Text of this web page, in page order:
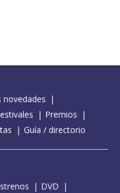
novedades
Premios
Guía / directorio
DVD